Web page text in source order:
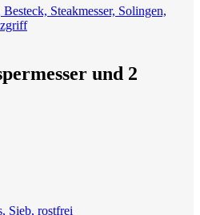
und 2